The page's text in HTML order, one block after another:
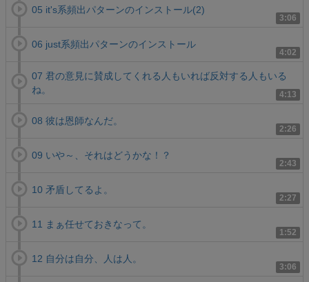
3:06
05 it's系頻出パターンのインストール(2)
4:02
06 just系頻出パターンのインストール
4:13
07 君の意見に賛成してくれる人もいれば反対する人もいる
ね。
2:26
08 彼は恩師なんだ。
2:43
09 いや～、それはどうかな！？
2:27
10 矛盾してるよ。
1:52
11 まぁ任せておきなって。
3:06
12 自分は自分、人は人。